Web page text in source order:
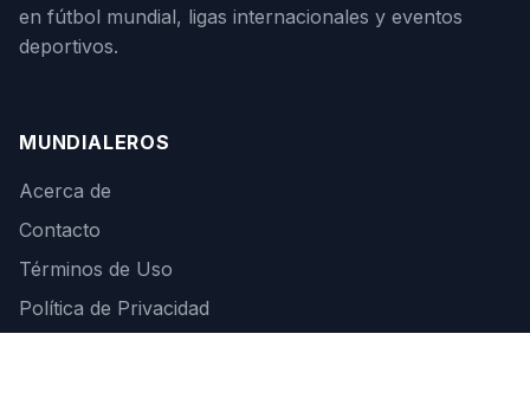
en fútbol mundial, ligas internacionales y eventos
deportivos.
MUNDIALEROS
Acerca de
Contacto
Términos de Uso
Política de Privacidad